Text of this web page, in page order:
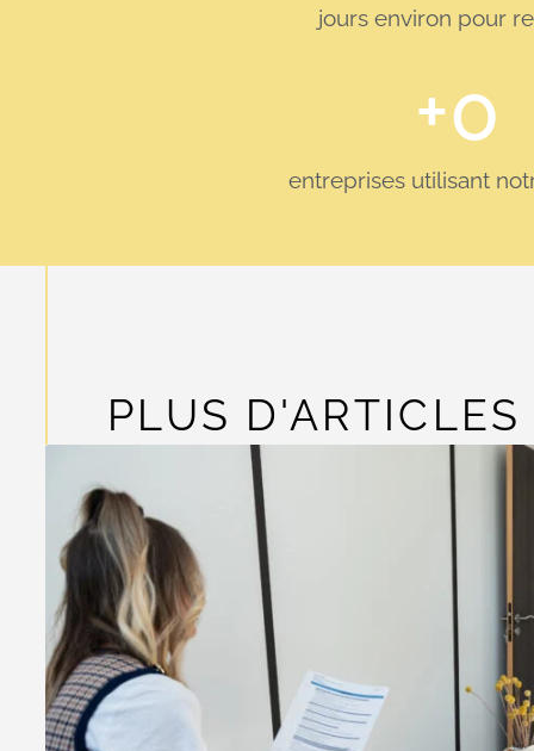
jours environ pour
entreprises utilisant
+0
PLUS D'ARTICLES